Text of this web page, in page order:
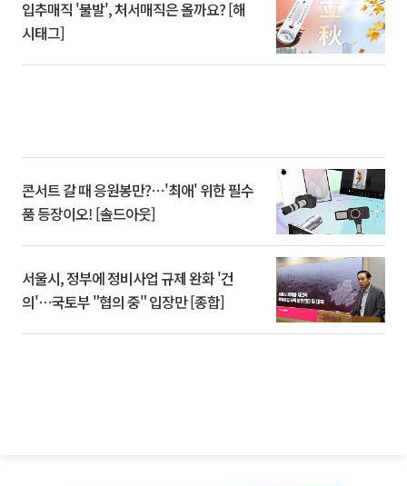
입추매직 '불발', 처서매직은 올까요? [해
시태그]
콘서트 갈 때 응원봉만?⋯'최애' 위한 필수
품 등장이오! [솔드아웃]
서울시, 정부에 정비사업 규제 완화 '건
의'⋯국토부 "협의 중" 입장만 [종합]